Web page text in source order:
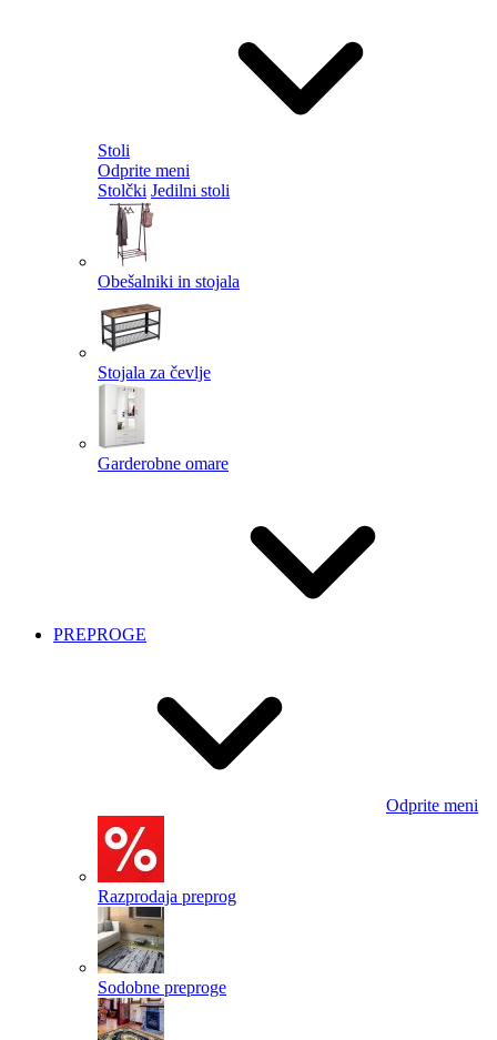
Stoli
Odprite meni
Stolčki Jedilni stoli
Obešalniki in stojala
Stojala za čevlje
Garderobne omare
PREPROGE
Odprite meni
Razprodaja preprog
Sodobne preproge